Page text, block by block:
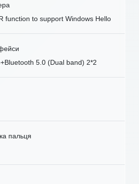
function to support Windows Hello
5.0 (Dual band) 2*2
пальця